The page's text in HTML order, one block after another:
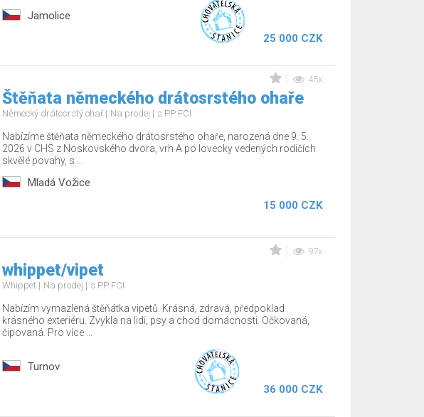
Jamolice
25 000 CZK
45x
Štěňata německého drátosrstého ohaře
Německý drátosrstý ohař Na prodej s PP FCI
Nabízíme štěňata německého drátosrstého ohaře, narozená dne 9. 5.
2026 v CHS z Noskovského dvora, vrh A po lovecky vedených rodičích
skvělé povahy, s ...
Mladá Vožice
15 000 CZK
97x
whippet/vipet
Whippet Na prodej s PP FCI
Nabízím vymazlená štěňátka vipetů. Krásná, zdravá, předpoklad
krásného exteriéru. Zvykla na lidi, psy a chod domácnosti. Očkovaná,
čipovaná. Pro více ...
Turnov
36 000 CZK